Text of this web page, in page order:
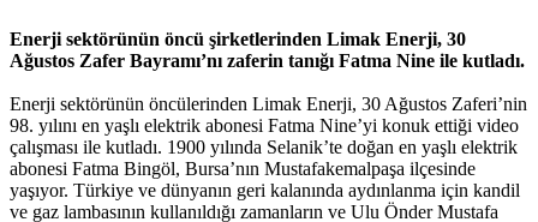
Enerji sektörünün öncü şirketlerinden Limak Enerji, 30
Ağustos Zafer Bayramı’nı zaferin tanığı Fatma Nine ile kutladı.
Enerji sektörünün öncülerinden Limak Enerji, 30 Ağustos Zaferi’nin
98. yılını en yaşlı elektrik abonesi Fatma Nine’yi konuk ettiği video
çalışması ile kutladı. 1900 yılında Selanik’te doğan en yaşlı elektrik
abonesi Fatma Bingöl, Bursa’nın Mustafakemalpaşa ilçesinde
yaşıyor. Türkiye ve dünyanın geri kalanında aydınlanma için kandil
ve gaz lambasının kullanıldığı zamanların ve Ulu Önder Mustafa